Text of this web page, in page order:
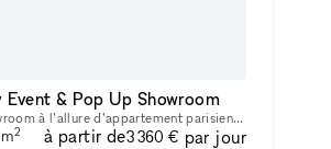
Event & Pop Up Showroom
Ce Showroom à l’allure d’appartement parisien, plein de charme et au cachet unique, a une superficie de 320 m2 sur deux niveaux, relié par un escalier intérieur. Lumineux, tout en volume et open spac
m2 à partir de3 360 € par jour